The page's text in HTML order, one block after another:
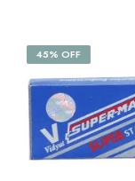
45% OFF